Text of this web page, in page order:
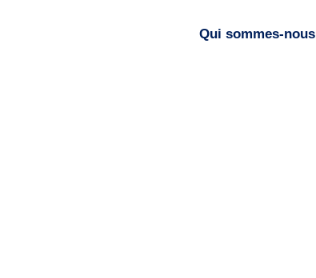
Qui sommes-nous